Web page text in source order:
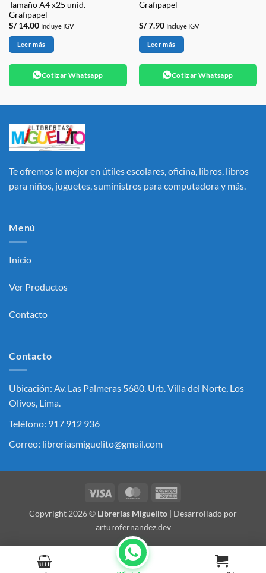
Tamaño A4 x25 unid. –
Grafipapel
S/14.00 Incluye IGV
Leer más
Cotizar Whatsapp
Grafipapel
S/7.90 Incluye IGV
Leer más
Cotizar Whatsapp
Te ofremos lo mejor en útiles escolares, oficina, libros, libros
para niños, juguetes, suministros para computadora y más.
Menú
Inicio
Ver Productos
Contacto
Contacto
Ubicación: Av. Las Palmeras 5680. Urb. Villa del Norte, Los
Olivos, Lima.
Teléfono: 917 912 936
Correo: libreriasmiguelito@gmail.com
Visa MasterCard
Copyright 2026 © Librerias Miguelito | Desarrollado por
arturofernandez.dev